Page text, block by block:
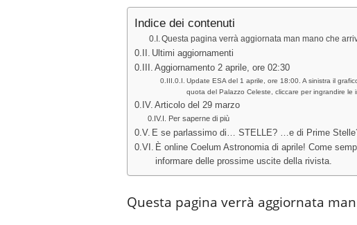
Indice dei contenuti
Questa pagina verrà aggiornata man mano che
Ultimi aggiornamenti
Aggiornamento 2 aprile, ore 02:30
Update ESA del 1 aprile, ore 18:00. A sinistra il
quota del Palazzo Celeste, cliccare per ingrandire le
Articolo del 29 marzo
Per saperne di più
E se parlassimo di… STELLE? …e di Prime
È online Coelum Astronomia di aprile! Come
informare delle prossime uscite della rivista.
Questa pagina verrà aggiornata